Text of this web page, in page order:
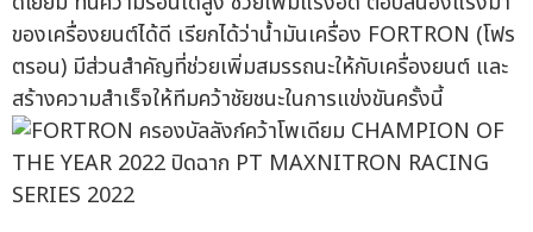
ของเครื่องยนต์ได้ดี เรียกได้ว่าน้ำมันเครื่อง FORTRON (โฟร
ตรอน) มีส่วนสำคัญที่ช่วยเพิ่มสมรรถนะให้กับเครื่องยนต์ และ
สร้างความสำเร็จให้ทีมคว้าชัยชนะในการแข่งขันครั้งนี้